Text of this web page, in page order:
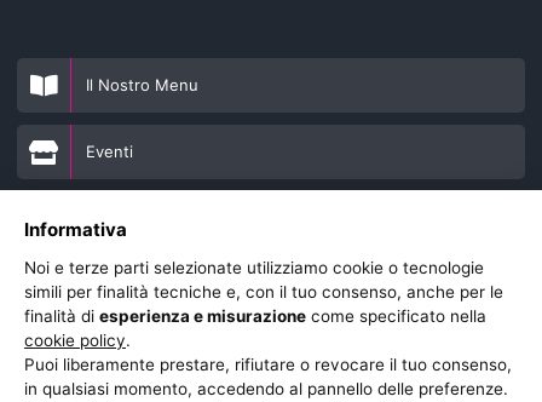
Il Nostro Menu
Eventi
Chiamaci
Seguici Su Instagram
Scrivici su Whatsapp
Informativa
Noi e terze parti selezionate utilizziamo cookie o tecnologie
simili per finalità tecniche e, con il tuo consenso, anche per le
finalità di esperienza e misurazione come specificato nella
cookie policy.
Puoi liberamente prestare, rifiutare o revocare il tuo consenso,
in qualsiasi momento, accedendo al pannello delle preferenze.